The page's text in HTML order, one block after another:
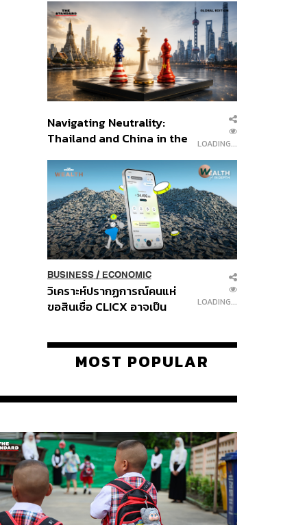
ส่วนยุทธศาสตร์ไทย –
อินโดนีเซีย
Navigating Neutrality:
Thailand and China in the
Order
LOADING...
BUSINESS/ ECONOMIC
วิเคราะห์ปรากฏการณ์คนแห่
ขอสินเชื่อ CLICX อาจเป็น
ปัญหาหนี้ครัวเรือนไทยที่ถูกซุก
LOADING...
MOST POPULAR